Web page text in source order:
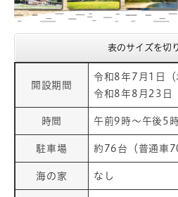
表のサイズを切
開設期間
令和8年7月1日（
令和8年8月23日
時間 午前9時～午後5
駐車場 約76台（普通車
海の家 なし